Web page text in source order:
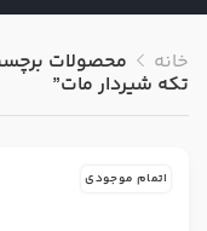
خانه محصولات
تکه شیردار مات”
اتمام موجودی